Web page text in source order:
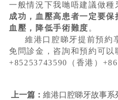
一般情況下我哋唔建議做種
成功，血壓高患者一定要
血壓，降低手術難度 。
維港口腔睇牙提前預約
免問診金，咨詢和預約可以
+85253743590（香港）
上一篇：維港口腔睇牙故事系